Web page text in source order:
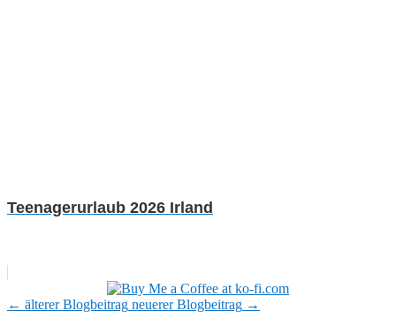
Teenagerurlaub 2026 Irland
← älterer Blogbeitrag neuerer Blogbeitrag →